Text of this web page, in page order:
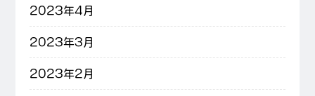
2023年4月
2023年3月
2023年2月